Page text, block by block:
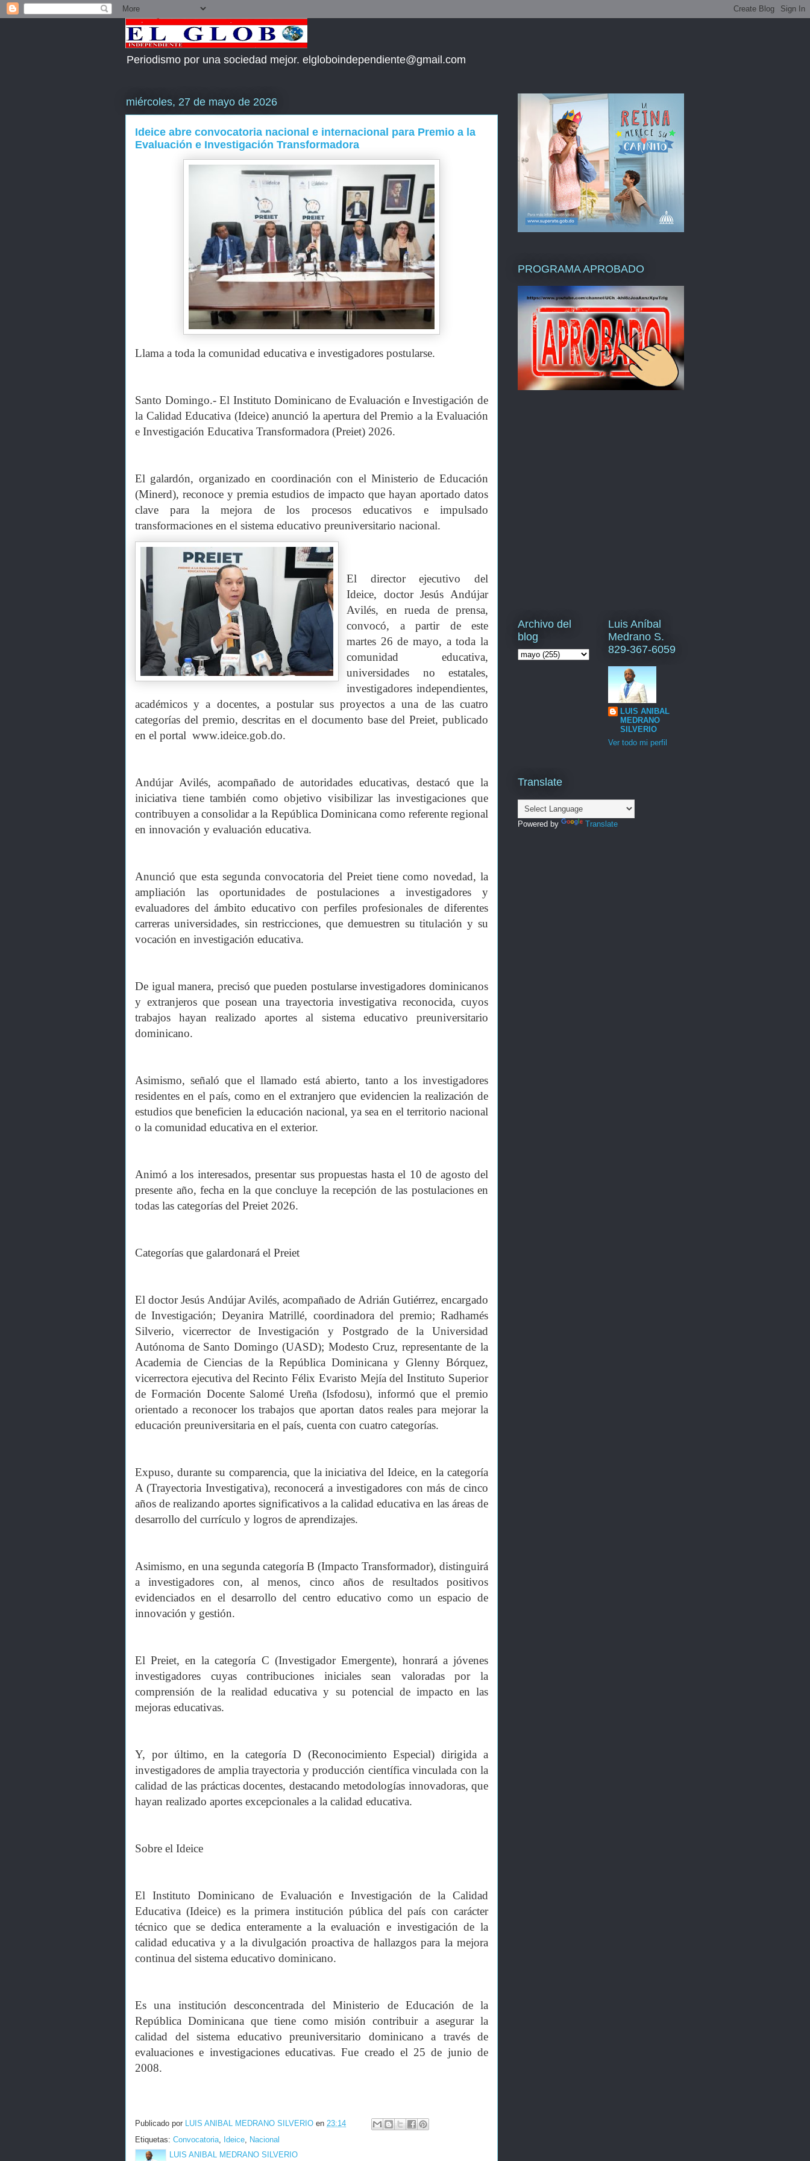
Periodismo por una sociedad mejor. elgloboindependiente@gmail.com
miércoles, 27 de mayo de 2026
Ideice abre convocatoria nacional e internacional para Premio a la
Evaluación e Investigación Transformadora
Llama a toda la comunidad educativa e investigadores postularse.
Santo Domingo.- El Instituto Dominicano de Evaluación e Investigación de
la Calidad Educativa (Ideice) anunció la apertura del Premio a la Evaluación
e Investigación Educativa Transformadora (Preiet) 2026.
El galardón, organizado en coordinación con el Ministerio de Educación
(Minerd), reconoce y premia estudios de impacto que hayan aportado datos
clave para la mejora de los procesos educativos e impulsado
transformaciones en el sistema educativo preuniversitario nacional.
El director ejecutivo del
Ideice, doctor Jesús Andújar
Avilés, en rueda de prensa,
convocó, a partir de este
martes 26 de mayo, a toda la
comunidad educativa,
universidades no estatales,
investigadores independientes,
académicos y a docentes, a postular sus proyectos a una de las cuatro
categorías del premio, descritas en el documento base del Preiet, publicado
en el portal www.ideice.gob.do.
Andújar Avilés, acompañado de autoridades educativas, destacó que la
iniciativa tiene también como objetivo visibilizar las investigaciones que
contribuyen a consolidar a la República Dominicana como referente regional
en innovación y evaluación educativa.
Anunció que esta segunda convocatoria del Preiet tiene como novedad, la
ampliación las oportunidades de postulaciones a investigadores y
evaluadores del ámbito educativo con perfiles profesionales de diferentes
carreras universidades, sin restricciones, que demuestren su titulación y su
vocación en investigación educativa.
De igual manera, precisó que pueden postularse investigadores dominicanos
y extranjeros que posean una trayectoria investigativa reconocida, cuyos
trabajos hayan realizado aportes al sistema educativo preuniversitario
dominicano.
Asimismo, señaló que el llamado está abierto, tanto a los investigadores
residentes en el país, como en el extranjero que evidencien la realización de
estudios que beneficien la educación nacional, ya sea en el territorio nacional
o la comunidad educativa en el exterior.
Animó a los interesados, presentar sus propuestas hasta el 10 de agosto del
presente año, fecha en la que concluye la recepción de las postulaciones en
todas las categorías del Preiet 2026.
Categorías que galardonará el Preiet
El doctor Jesús Andújar Avilés, acompañado de Adrián Gutiérrez, encargado
de Investigación; Deyanira Matrillé, coordinadora del premio; Radhamés
Silverio, vicerrector de Investigación y Postgrado de la Universidad
Autónoma de Santo Domingo (UASD); Modesto Cruz, representante de la
Academia de Ciencias de la República Dominicana y Glenny Bórquez,
vicerrectora ejecutiva del Recinto Félix Evaristo Mejía del Instituto Superior
de Formación Docente Salomé Ureña (Isfodosu), informó que el premio
orientado a reconocer los trabajos que aportan datos reales para mejorar la
educación preuniversitaria en el país, cuenta con cuatro categorías.
Expuso, durante su comparencia, que la iniciativa del Ideice, en la categoría
A (Trayectoria Investigativa), reconocerá a investigadores con más de cinco
años de realizando aportes significativos a la calidad educativa en las áreas de
desarrollo del currículo y logros de aprendizajes.
Asimismo, en una segunda categoría B (Impacto Transformador), distinguirá
a investigadores con, al menos, cinco años de resultados positivos
evidenciados en el desarrollo del centro educativo como un espacio de
innovación y gestión.
El Preiet, en la categoría C (Investigador Emergente), honrará a jóvenes
investigadores cuyas contribuciones iniciales sean valoradas por la
comprensión de la realidad educativa y su potencial de impacto en las
mejoras educativas.
Y, por último, en la categoría D (Reconocimiento Especial) dirigida a
investigadores de amplia trayectoria y producción científica vinculada con la
calidad de las prácticas docentes, destacando metodologías innovadoras, que
hayan realizado aportes excepcionales a la calidad educativa.
Sobre el Ideice
El Instituto Dominicano de Evaluación e Investigación de la Calidad
Educativa (Ideice) es la primera institución pública del país con carácter
técnico que se dedica enteramente a la evaluación e investigación de la
calidad educativa y a la divulgación proactiva de hallazgos para la mejora
continua del sistema educativo dominicano.
Es una institución desconcentrada del Ministerio de Educación de la
República Dominicana que tiene como misión contribuir a asegurar la
calidad del sistema educativo preuniversitario dominicano a través de
evaluaciones e investigaciones educativas. Fue creado el 25 de junio de
2008.
Publicado por LUIS ANIBAL MEDRANO SILVERIO en 23:14
Etiquetas: Convocatoria, Ideice, Nacional
LUIS ANIBAL MEDRANO SILVERIO
PROGRAMA APROBADO
Archivo del
blog
Luis Aníbal
Medrano S.
829-367-6059
LUIS ANIBAL
MEDRANO
SILVERIO
Ver todo mi perfil
Translate
Powered by Translate